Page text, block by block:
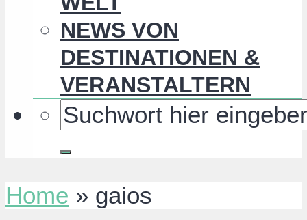
NEWS VON
DESTINATIONEN &
VERANSTALTERN
Home » gaios